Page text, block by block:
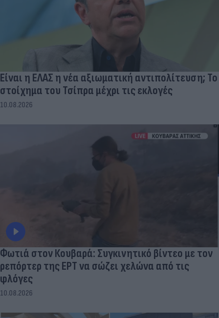
Είναι η ΕΛΑΣ η νέα αξιωματική αντιπολίτευση; Το
στοίχημα του Τσίπρα μέχρι τις εκλογές
10.08.2026
Φωτιά στον Κουβαρά: Συγκινητικό βίντεο με τον
ρεπόρτερ της ΕΡΤ να σώζει χελώνα από τις
φλόγες
10.08.2026